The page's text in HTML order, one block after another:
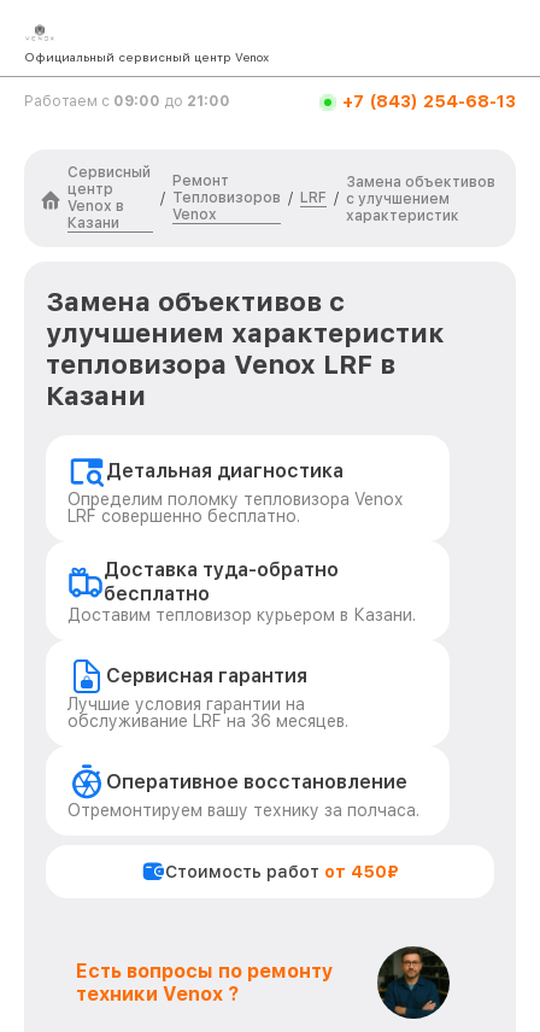
Официальный сервисный центр Venox
Работаем с 09:00 до 21:00 +7 (843) 254-68-13
Сервисный
центр
Venox в
Казани
/
Ремонт
Тепловизоров
Venox
/ LRF /
Замена объективов
с улучшением
характеристик
Замена объективов с
улучшением характеристик
тепловизора Venox LRF в
Казани
Детальная диагностика
Определим поломку тепловизора Venox
LRF совершенно бесплатно.
Доставка туда-обратно
бесплатно
Доставим тепловизор курьером в Казани.
Сервисная гарантия
Лучшие условия гарантии на
обслуживание LRF на 36 месяцев.
Оперативное восстановление
Отремонтируем вашу технику за полчаса.
Стоимость работ от 450₽
Есть вопросы по ремонту
техники Venox ?